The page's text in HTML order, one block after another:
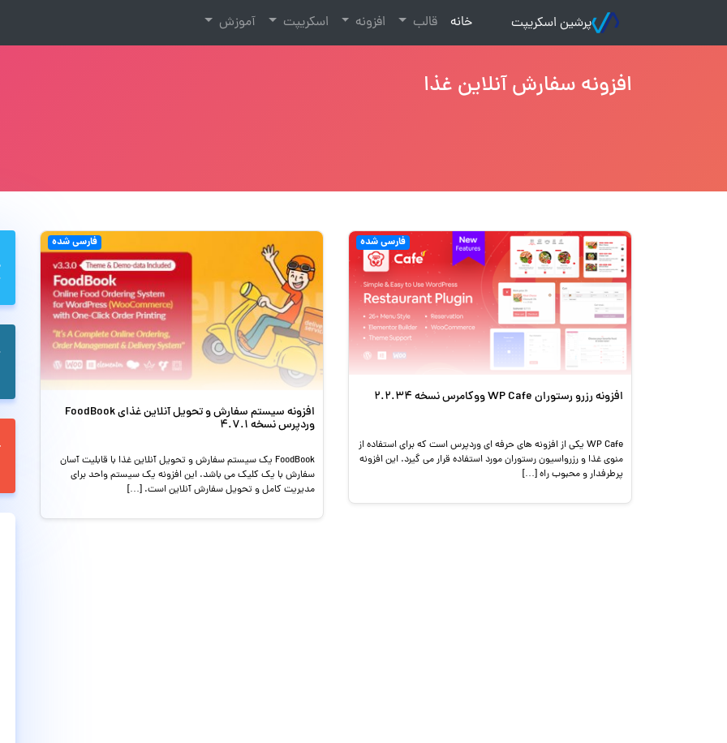
پرشین اسکریپت خانه
(current) قالب افزونه اسکریپت آموزش
افزونه سفارش آنلاین غذا
فارسی شده
افزونه رزرو رستوران WP Cafe ووکامرس نسخه 2.2.34
WP Cafe یکی از افزونه های حرفه ای وردپرس است که برای استفاده از
منوی غذا و رزرواسیون رستوران مورد استفاده قرار می گیرد. این افزونه
پرطرفدار و محبوب راه […]
فارسی شده
افزونه سیستم سفارش و تحویل آنلاین غذای FoodBook
وردپرس نسخه 4.7.1
FoodBook یک سیستم سفارش و تحویل آنلاین غذا با قابلیت آسان
سفارش با یک کلیک می باشد. این افزونه یک سیستم واحد برای
مدیریت کامل و تحویل سفارش آنلاین است. […]